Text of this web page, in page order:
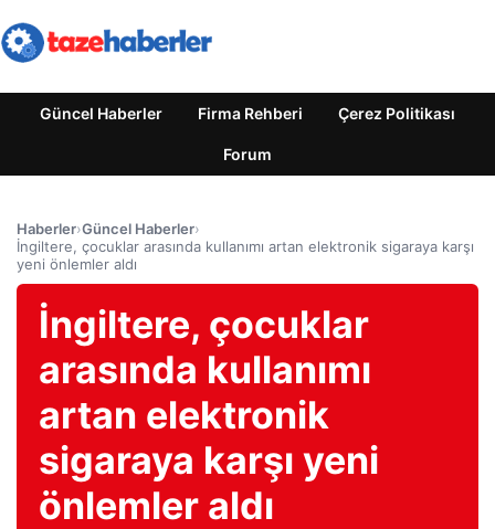
Güncel Haberler Firma Rehberi Çerez Politikası
Forum
Haberler›Güncel Haberler›
İngiltere, çocuklar arasında kullanımı artan elektronik sigaraya karşı
yeni önlemler aldı
İngiltere, çocuklar
arasında kullanımı
artan elektronik
sigaraya karşı yeni
önlemler aldı